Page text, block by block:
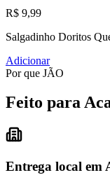
R$ 9,99
Salgadinho Doritos
Adicionar
Por que JÃO
Feito para
Entrega local em